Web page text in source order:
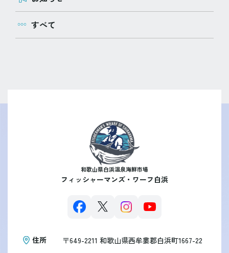
すべて
和歌山県白浜温泉海鮮市場
フィッシャーマンズ・ワーフ白浜
住所 〒649-2211 和歌山県西牟婁郡白浜町1667-22